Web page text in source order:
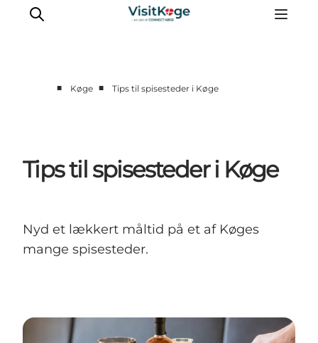
Kano
Det sker
Overnatning
Outdoor
■ Køge ■ Tips til spisesteder i Køge
Tips til spisesteder i Køge
Nyd et lækkert måltid på et af Køges
mange spisesteder.